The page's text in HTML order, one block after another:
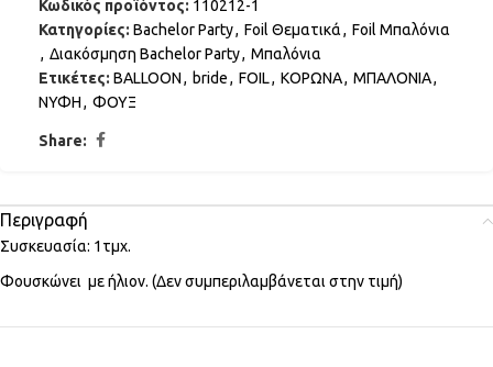
Κωδικός προϊόντος: 110212-1
Κατηγορίες: Bachelor Party, Foil Θεματικά, Foil Μπαλόνια
, Διακόσμηση Bachelor Party, Μπαλόνια
Ετικέτες: BALLOON, bride, FOIL, ΚΟΡΩΝΑ, ΜΠΑΛΟΝΙΑ,
ΝΥΦΗ, ΦΟΥΞ
Share:
Περιγραφή
Συσκευασία: 1τμχ.
Φουσκώνει με ήλιον. (Δεν συμπεριλαμβάνεται στην τιμή)